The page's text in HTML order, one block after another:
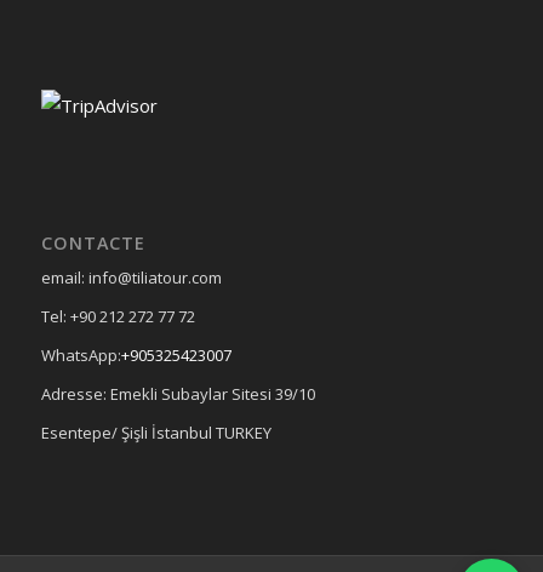
CONTACTE
email: info@tiliatour.com
Tel: +90 212 272 77 72
WhatsApp:+905325423007
Adresse: Emekli Subaylar Sitesi 39/10
Esentepe/ Şişli İstanbul TURKEY